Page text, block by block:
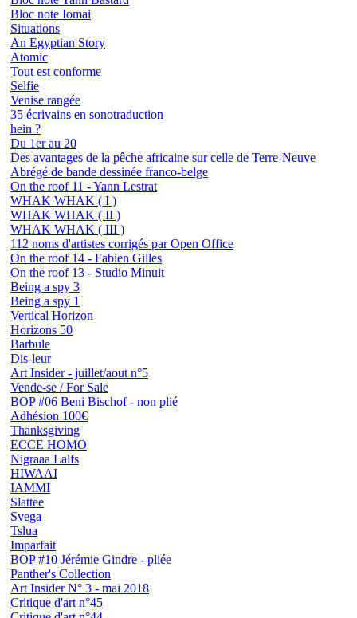
Bloc note Iomai
Situations
An Egyptian Story
Atomic
Tout est conforme
Selfie
Venise rangée
35 écrivains en sonotraduction
hein ?
Du 1er au 20
Des avantages de la pêche africaine sur celle de Terre-Neuve
Abrégé de bande dessinée franco-belge
On the roof 11 - Yann Lestrat
WHAK WHAK ( I )
WHAK WHAK ( II )
WHAK WHAK ( III )
112 noms d'artistes corrigés par Open Office
On the roof 14 - Fabien Gilles
On the roof 13 - Studio Minuit
Being a spy 3
Being a spy 1
Vertical Horizon
Horizons 50
Barbule
Dis-leur
Art Insider - juillet/aout n°5
Vende-se / For Sale
BOP #06 Beni Bischof - non plié
Adhésion 100€
Thanksgiving
ECCE HOMO
Nigraaa Lalfs
HIWAAI
IAMMI
Slattee
Svega
Tslua
Imparfait
BOP #10 Jérémie Gindre - pliée
Panther's Collection
Art Insider N° 3 - mai 2018
Critique d'art n°45